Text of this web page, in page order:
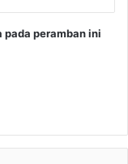
pada peramban ini